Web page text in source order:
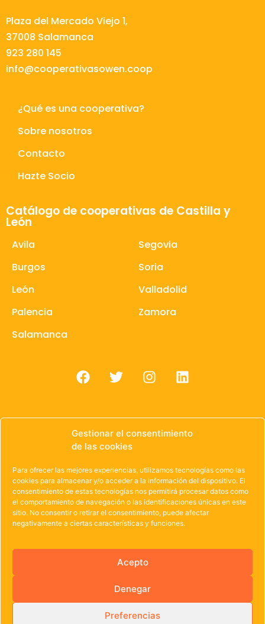
Gestionar el consentimiento
de las cookies
Para ofrecer las mejores experiencias, utilizamos tecnologías como las
cookies para almacenar y/o acceder a la información del dispositivo. El
consentimiento de estas tecnologías nos permitirá procesar datos como
el comportamiento de navegación o las identificaciones únicas en este
sitio. No consentir o retirar el consentimiento, puede afectar
negativamente a ciertas características y funciones.
Acepto
Denegar
Preferencias
Plaza del Mercado Viejo 1,
37008 Salamanca
923 280 145
info@cooperativasowen.coop
¿Qué es una cooperativa?
Sobre nosotros
Contacto
Hazte Socio
Catálogo de cooperativas de Castilla y
León
Avila
Burgos
León
Palencia
Salamanca
Segovia
Soria
Valladolid
Zamora
© 1985 – 2021 | OWEN Unión de Cooperativas de
Trabajo de Castilla y León
Aviso Legal·Política de Privacidad·Política de
Cookies